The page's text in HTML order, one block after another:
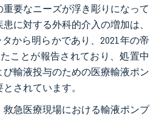
要なニーズが浮き彫りになって
に対する外科的介入の増加は、
から明らかであり、2021年の帝
ことが報告されており、処置中
輸液投与のための医療輸液ポン
されています。
急医療現場における輸液ポンプ